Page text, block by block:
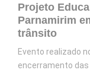
Projeto
Parnamirim
trânsito
Evento realizado
encerramento